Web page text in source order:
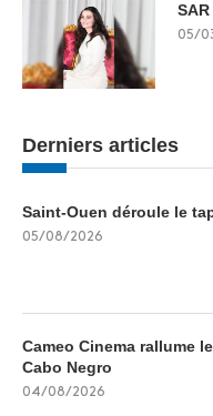
05/
Derniers articles
Saint-Ouen déroule le
05/08/2026
Cameo Cinema rallume
Cabo Negro
04/08/2026